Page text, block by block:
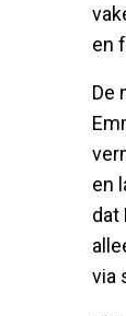
en
De
en
dat
via